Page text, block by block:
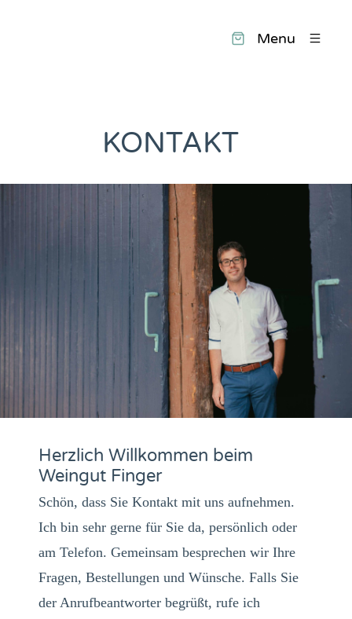
Menu
KONTAKT
Herzlich Willkommen beim
Weingut Finger
Schön, dass Sie Kontakt mit uns aufnehmen.
Ich bin sehr gerne für Sie da, persönlich oder
am Telefon. Gemeinsam besprechen wir Ihre
Fragen, Bestellungen und Wünsche. Falls Sie
der Anrufbeantworter begrüßt, rufe ich